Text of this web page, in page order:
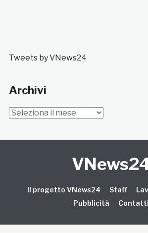
Tweets by VNews24
Archivi
Archivi
Il progetto VNews24 Staff
Pubblicità
Contatti